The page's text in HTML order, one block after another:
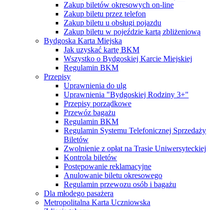
Zakup biletów okresowych on-line
Zakup biletu przez telefon
Zakup biletu u obsługi pojazdu
Zakup biletu w pojeździe kartą zbliżeniową
Bydgoska Karta Miejska
Jak uzyskać kartę BKM
Wszystko o Bydgoskiej Karcie Miejskiej
Regulamin BKM
Przepisy
Uprawnienia do ulg
Uprawnienia "Bydgoskiej Rodziny 3+"
Przepisy porządkowe
Przewóz bagażu
Regulamin BKM
Regulamin Systemu Telefonicznej Sprzedaży
Biletów
Zwolnienie z opłat na Trasie Uniwersyteckiej
Kontrola biletów
Postępowanie reklamacyjne
Anulowanie biletu okresowego
Regulamin przewozu osób i bagażu
Dla młodego pasażera
Metropolitalna Karta Uczniowska